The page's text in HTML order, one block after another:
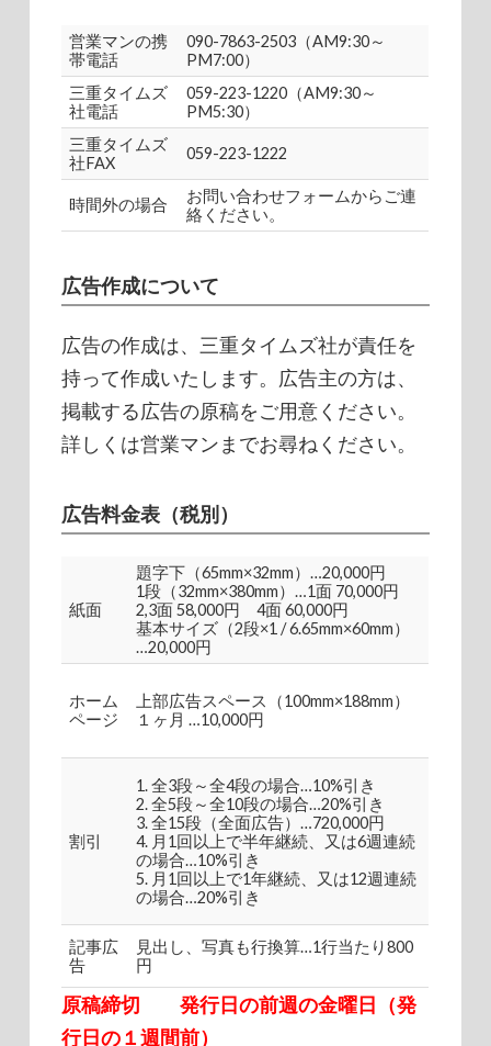
営業マンの携
帯電話
090-7863-2503（AM9:30～
PM7:00）
三重タイムズ
社電話
059-223-1220（AM9:30～
PM5:30）
三重タイムズ
社FAX
059-223-1222
時間外の場合
お問い合わせフォームからご連
絡ください。
広告作成について
広告の作成は、三重タイムズ社が責任を
持って作成いたします。広告主の方は、
掲載する広告の原稿をご用意ください。
詳しくは営業マンまでお尋ねください。
広告料金表（税別）
紙面
題字下（65mm×32mm）…20,000円
1段（32mm×380mm）…1面 70,000円
2,3面 58,000円 4面 60,000円
基本サイズ（2段×1 / 6.65mm×60mm）
…20,000円
ホーム
ページ
上部広告スペース（100mm×188mm）
１ヶ月 …10,000円
割引
1. 全3段～全4段の場合…10%引き
2. 全5段～全10段の場合…20%引き
3. 全15段（全面広告）…720,000円
4. 月1回以上で半年継続、又は6週連続
の場合…10%引き
5. 月1回以上で1年継続、又は12週連続
の場合…20%引き
記事広
告
見出し、写真も行換算…1行当たり800
円
原稿締切 発行日の前週の金曜日（発
行日の１週間前）